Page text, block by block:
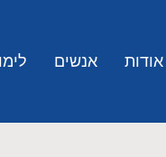
אודות אנשים